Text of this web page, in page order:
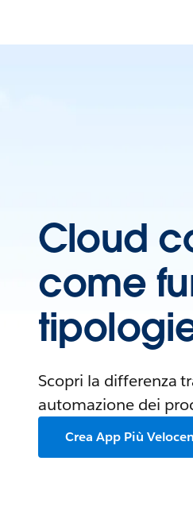
Cloud
come
Scopri la differenza
automazione dei
Crea App Più